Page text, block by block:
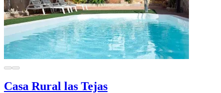
Casa Rural las Tejas